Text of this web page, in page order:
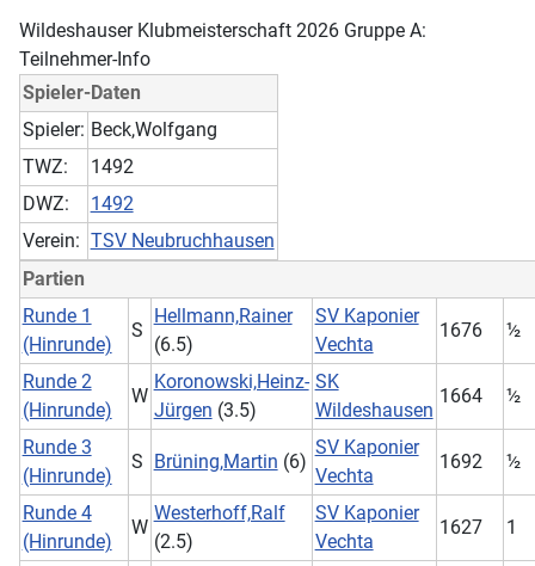
Wildeshauser Klubmeisterschaft 2026 Gruppe A:
Teilnehmer-Info
Spieler-Daten
Spieler: Beck,Wolfgang
TWZ:
1492
DWZ:
1492
Verein: TSV Neubruchhausen
Partien
Runde 1
(Hinrunde)
S
Hellmann,Rainer
(6.5)
SV Kaponier
Vechta
1676 ½
Runde 2
(Hinrunde)
W
Koronowski,Heinz-
Jürgen (3.5)
SK
Wildeshausen
1664 ½
Runde 3
(Hinrunde)
S Brüning,Martin (6)
SV Kaponier
Vechta
1692 ½
Runde 4
(Hinrunde)
W
Westerhoff,Ralf
(2.5)
SV Kaponier
Vechta
1627 1